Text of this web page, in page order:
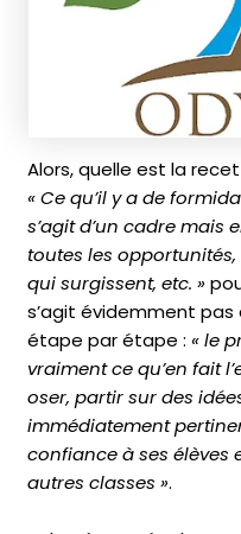
Alors, quelle est la
« Ce qu’il y a de
s’agit d’un cadre mais
toutes les
qui surgissent, etc. »
s’agit évidemment pas
étape par étape :« le
vraiment ce qu’en fait
oser, partir sur des
immédiatement
confiance à ses élèves
autres classes ».